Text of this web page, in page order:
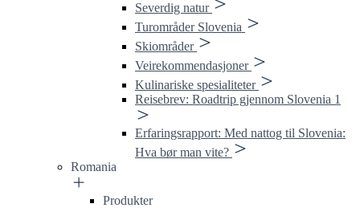
Severdig natur
Turområder Slovenia
Skiområder
Veirekommendasjoner
Kulinariske spesialiteter
Reisebrev: Roadtrip gjennom Slovenia 1
Erfaringsrapport: Med nattog til Slovenia:
Hva bør man vite?
Romania
Produkter